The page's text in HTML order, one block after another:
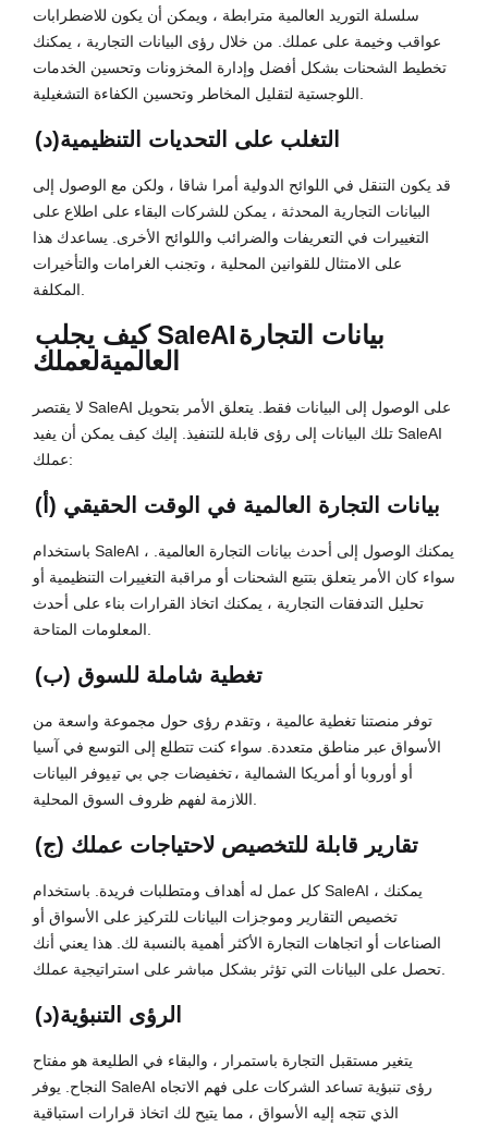
سلسلة التوريد العالمية مترابطة ، ويمكن أن يكون للاضطرابات
عواقب وخيمة على عملك. من خلال رؤى البيانات التجارية ، يمكنك
تخطيط الشحنات بشكل أفضل وإدارة المخزونات وتحسين الخدمات
اللوجستية لتقليل المخاطر وتحسين الكفاءة التشغيلية.
(د)التغلب على التحديات التنظيمية
قد يكون التنقل في اللوائح الدولية أمرا شاقا ، ولكن مع الوصول إلى
البيانات التجارية المحدثة ، يمكن للشركات البقاء على اطلاع على
التغييرات في التعريفات والضرائب واللوائح الأخرى. يساعدك هذا
على الامتثال للقوانين المحلية ، وتجنب الغرامات والتأخيرات
المكلفة.
كيف يجلب SaleAIبيانات التجارة
العالميةلعملك
لا يقتصر SaleAI على الوصول إلى البيانات فقط. يتعلق الأمر بتحويل
تلك البيانات إلى رؤى قابلة للتنفيذ. إليك كيف يمكن أن يفيد SaleAI
عملك:
(أ) بيانات التجارة العالمية في الوقت الحقيقي
باستخدام SaleAI ، يمكنك الوصول إلى أحدث بيانات التجارة العالمية.
سواء كان الأمر يتعلق بتتبع الشحنات أو مراقبة التغييرات التنظيمية أو
تحليل التدفقات التجارية ، يمكنك اتخاذ القرارات بناء على أحدث
المعلومات المتاحة.
(ب) تغطية شاملة للسوق
توفر منصتنا تغطية عالمية ، وتقدم رؤى حول مجموعة واسعة من
الأسواق عبر مناطق متعددة. سواء كنت تتطلع إلى التوسع في آسيا
أو أوروبا أو أمريكا الشمالية ،تخفيضات جي بي تييوفر البيانات
اللازمة لفهم ظروف السوق المحلية.
(ج) تقارير قابلة للتخصيص لاحتياجات عملك
كل عمل له أهداف ومتطلبات فريدة. باستخدام SaleAI ، يمكنك
تخصيص التقارير وموجزات البيانات للتركيز على الأسواق أو
الصناعات أو اتجاهات التجارة الأكثر أهمية بالنسبة لك. هذا يعني أنك
تحصل على البيانات التي تؤثر بشكل مباشر على استراتيجية عملك.
(د)الرؤى التنبؤية
يتغير مستقبل التجارة باستمرار ، والبقاء في الطليعة هو مفتاح
النجاح. يوفر SaleAI رؤى تنبؤية تساعد الشركات على فهم الاتجاه
الذي تتجه إليه الأسواق ، مما يتيح لك اتخاذ قرارات استباقية